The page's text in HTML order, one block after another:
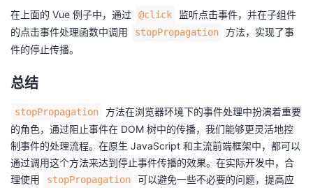
在上面的 Vue 例子中，通过 @click
监听点击事件，并在子组件
的点击事件处理函数中调用
stopPropagation
方法，实现了事
件的停止传播。
总结
stopPropagation
方法在浏览器环境下的事件处理中扮演着重要
的角色，通过阻止事件在 DOM 树中的传播，我们能够更灵活地控
制事件的处理流程。在原生 JavaScript 和主流前端框架中，都可以
通过调用这个方法来达到停止事件传播的效果。在实际开发中，合
理使用
stopPropagation
可以避免一些不必要的问题，提高应